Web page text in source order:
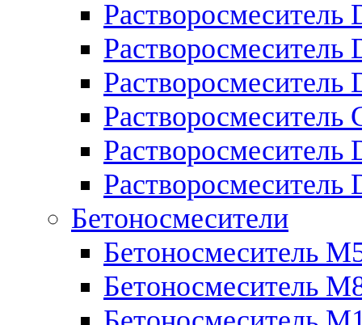
Растворосмеситель
Растворосмеситель
Растворосмеситель
Растворосмеситель
Растворосмеситель
Растворосмеситель
Бетоносмесители
Бетоносмеситель
Бетоносмеситель